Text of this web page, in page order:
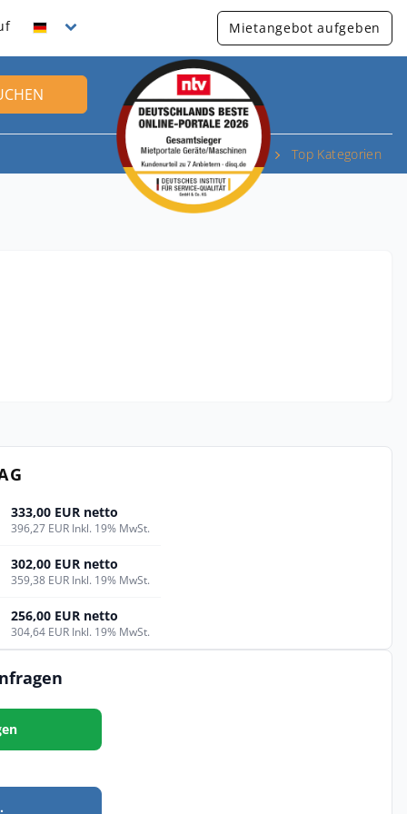
Mietangebot aufgeben
Top Kategorien
333,00 EUR netto
396,27 EUR Inkl. 19% MwSt.
302,00 EUR netto
359,38 EUR Inkl. 19% MwSt.
256,00 EUR netto
304,64 EUR Inkl. 19% MwSt.